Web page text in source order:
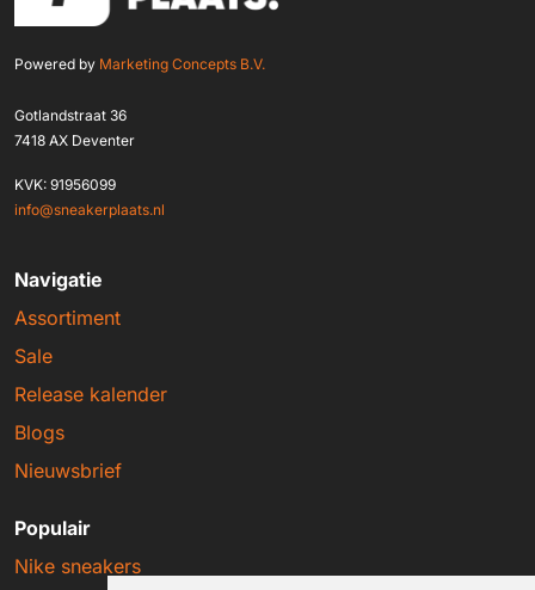
Powered by Marketing Concepts B.V.
Gotlandstraat 36
7418 AX Deventer
KVK: 91956099
info@sneakerplaats.nl
Navigatie
Assortiment
Sale
Release kalender
Blogs
Nieuwsbrief
Populair
Nike sneakers